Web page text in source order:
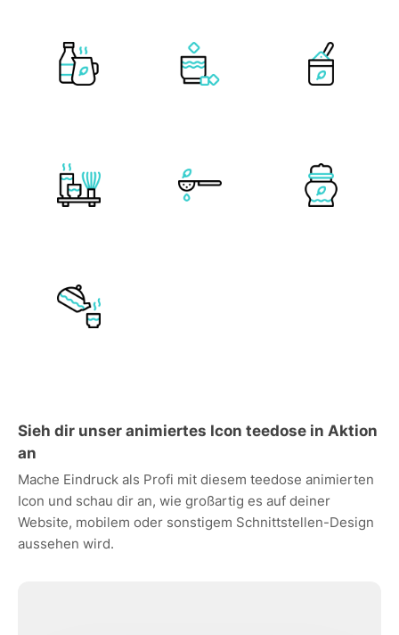
Sieh dir unser animiertes Icon teedose in Aktion
an
Mache Eindruck als Profi mit diesem teedose animierten
Icon und schau dir an, wie großartig es auf deiner
Website, mobilem oder sonstigem Schnittstellen-Design
aussehen wird.